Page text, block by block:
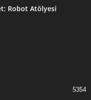
Robot Atölyesi
5354